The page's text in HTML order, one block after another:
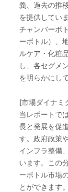
義、過去の推
を提供してい
チャンバーボ
ーボトル）、
ルケア・化粧
し、各セグメ
を明らかにし
[市場ダイナミ
当レポートで
長と発展を促
す。政府政策
インフラ整備
います。この
ーボトル市場
とができます。